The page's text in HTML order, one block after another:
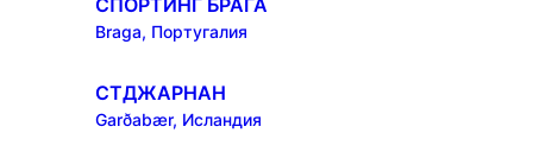
СПОРТИНГ БРАГА
Braga, Португалия
СТДЖАРНАН
Garðabær, Исландия